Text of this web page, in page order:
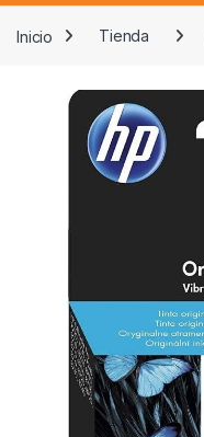
Inicio Tienda